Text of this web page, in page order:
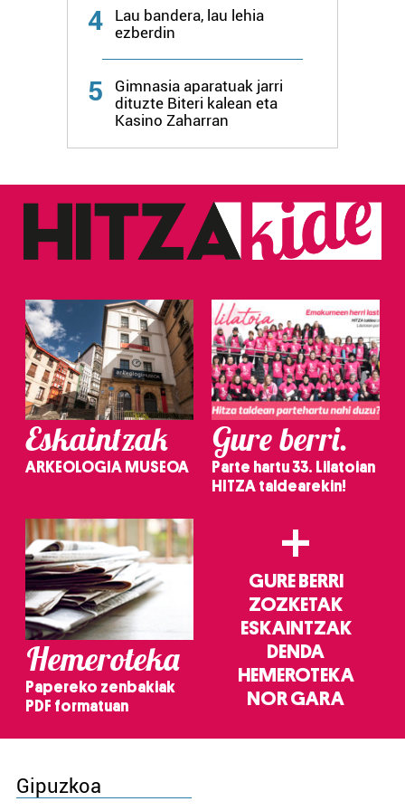
4
Lau bandera, lau lehia
ezberdin
5
Gimnasia aparatuak jarri
dituzte Biteri kalean eta
Kasino Zaharran
Eskaintzak
ARKEOLOGIA MUSEOA
Gure berri.
Parte hartu 33. Lilatoian
HITZA taldearekin!
Hemeroteka
Papereko zenbakiak
PDF formatuan
+
GURE BERRI
ZOZKETAK
ESKAINTZAK
DENDA
HEMEROTEKA
NOR GARA
Gipuzkoa